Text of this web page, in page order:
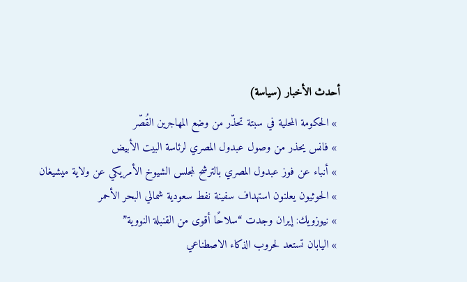
أحدث الأخبار (سياسة)
» الحكومة المحلية في سبتة تحذّر من وضع المهاجرين القُصّر
» فانس يحذر من وصول عبدول المصري لرئاسة البيت الأبيض
» أنباء عن فوز عبدول المصري بالترشح لمجلس الشيوخ الأمريكي عن ولاية ميشيغان
» الحوثيون يعلنون استهداف سفينة نفط سعودية شمالي البحر الأحمر
» نيوزويك: إيران وجدت “سلاحًا أقوى من القنبلة النووية”
» اليابان تستعد لحروب الذكاء الاصطناعي